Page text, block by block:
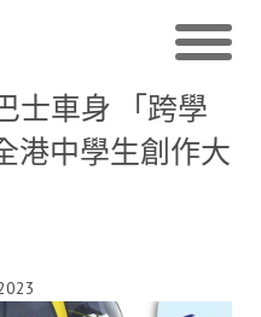
士車身 「跨學
港中學生創作大